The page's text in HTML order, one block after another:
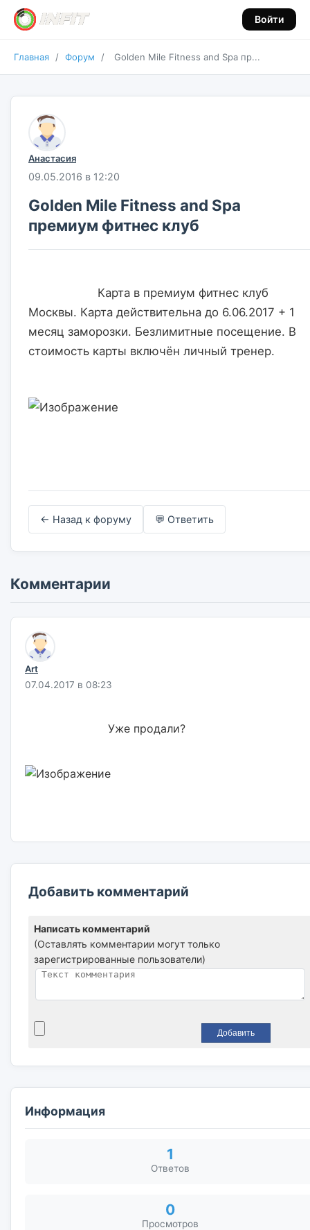
Войти
Главная / Форум / Golden Mile Fitness and Spa пр...
Анастасия
09.05.2016 в 12:20
Golden Mile Fitness and Spa
премиум фитнес клуб
Москвы. Карта действительна до 6.06.2017 + 1
месяц заморозки. Безлимитные посещение. В
стоимость карты включён личный тренер.
← Назад к форуму 💬 Ответить
Комментарии
Art
07.04.2017 в 08:23
Добавить комментарий
Написать комментарий
(Оставлять комментарии могут только
зарегистрированные пользователи)
Информация
1
Ответов
0
Просмотров